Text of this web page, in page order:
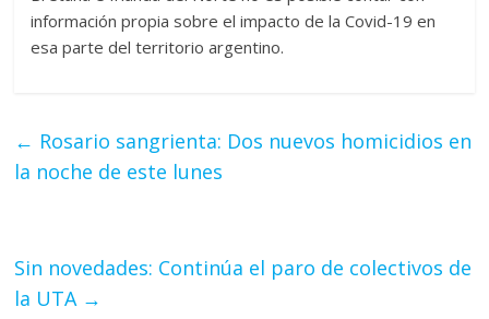
información propia sobre el impacto de la Covid-19 en
esa parte del territorio argentino.
← Rosario sangrienta: Dos nuevos homicidios en
la noche de este lunes
Sin novedades: Continúa el paro de colectivos de
la UTA →